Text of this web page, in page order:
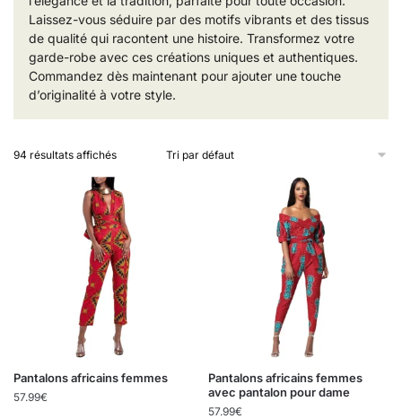
Laissez-vous séduire par des motifs vibrants et des tissus
de qualité qui racontent une histoire. Transformez votre
garde-robe avec ces créations uniques et authentiques.
Commandez dès maintenant pour ajouter une touche
d’originalité à votre style.
94 résultats affichés
Pantalons africains femmes
57.99€
Pantalons africains femmes
avec pantalon pour dame
57.99€